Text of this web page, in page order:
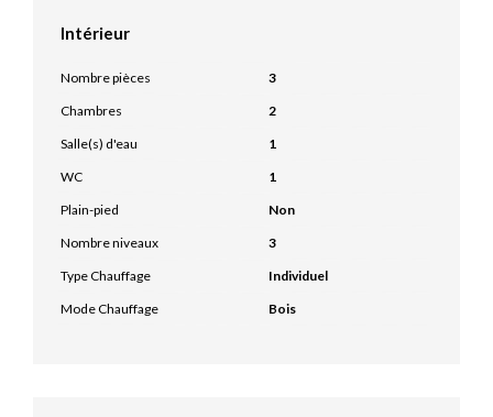
Intérieur
Nombre pièces
3
Chambres
2
Salle(s) d'eau
1
WC
1
Plain-pied
Non
Nombre niveaux
3
Type Chauffage
Individuel
Mode Chauffage
Bois